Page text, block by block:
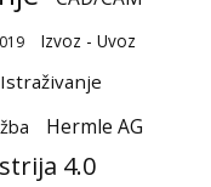
Izvoz - Uvoz
Istraživanje
Hermle AG
4.0